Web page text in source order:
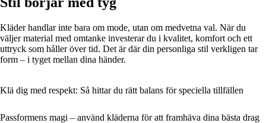
Kläder handlar inte bara om mode, utan om medvetna val. När du
väljer material med omtanke investerar du i kvalitet, komfort och ett
uttryck som håller över tid. Det är där din personliga stil verkligen tar
form – i tyget mellan dina händer.
Klä dig med respekt: Så hittar du rätt balans för speciella tillfällen
Passformens magi – använd kläderna för att framhäva dina bästa drag